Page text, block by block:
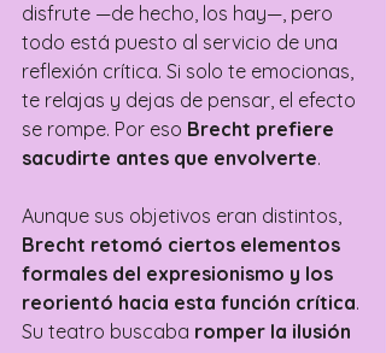
disfrute —de hecho, los hay—, pero
todo está puesto al servicio de una
reflexión crítica. Si solo te emocionas,
te relajas y dejas de pensar, el efecto
se rompe. Por eso Brecht prefiere
sacudirte antes que envolverte.
Aunque sus objetivos eran distintos,
Brecht retomó ciertos elementos
formales del expresionismo y los
reorientó hacia esta función crítica.
Su teatro buscaba romper la ilusión